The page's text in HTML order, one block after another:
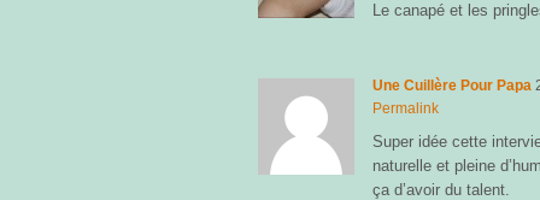
Le canapé et les
Une Cuillère Pour Papa
Permalink
Super idée cette
naturelle et pleine
ça d’avoir du talent.